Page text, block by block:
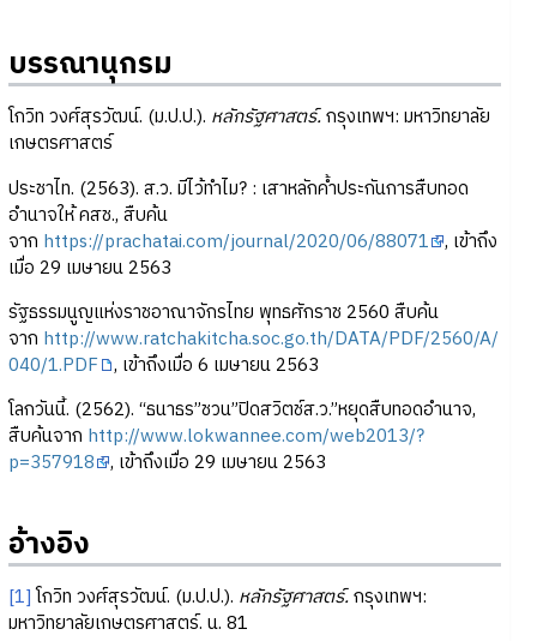
บรรณานุกรม
โกวิท วงศ์สุรวัฒน์. (ม.ป.ป.). หลักรัฐศาสตร์.กรุงเทพฯ: มหาวิทยาลัย
เกษตรศาสตร์
ประชาไท. (2563). ส.ว. มีไว้ทำไม? : เสาหลักค้ำประกันการสืบทอด
อำนาจให้ คสช., สืบค้น
จาก https://prachatai.com/journal/2020/06/88071 , เข้าถึง
เมื่อ 29 เมษายน 2563
รัฐธรรมนูญแห่งราชอาณาจักรไทย พุทธศักราช 2560 สืบค้น
จาก http://www.ratchakitcha.soc.go.th/DATA/PDF/2560/A/
040/1.PDF , เข้าถึงเมื่อ 6 เมษายน 2563
โลกวันนี้. (2562). “ธนาธร”ชวน”ปิดสวิตช์ส.ว.”หยุดสืบทอดอำนาจ,
สืบค้นจาก http://www.lokwannee.com/web2013/?
p=357918 , เข้าถึงเมื่อ 29 เมษายน 2563
อ้างอิง
[1]โกวิท วงศ์สุรวัฒน์. (ม.ป.ป.). หลักรัฐศาสตร์.กรุงเทพฯ:
มหาวิทยาลัยเกษตรศาสตร์. น. 81